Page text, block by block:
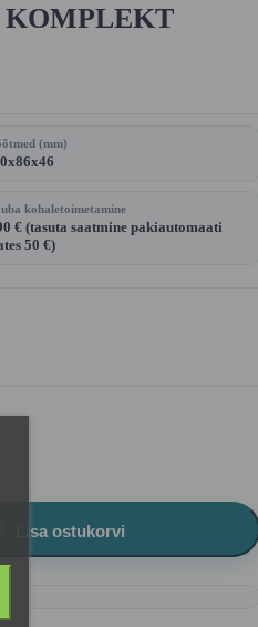
KOMPLEKT
(mm)
kohaletoimetamine
€ (tasuta saatmine pakiautomaati
50 €)
Lisa ostukorvi